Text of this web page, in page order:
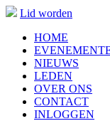
Lid worden
HOME
NIEUWS
LEDEN
OVER ONS
CONTACT
INLOGGEN